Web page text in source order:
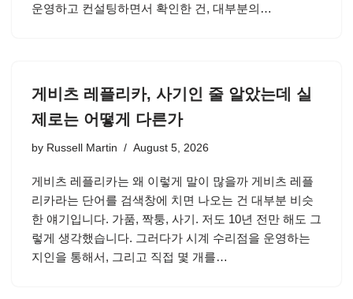
운영하고 컨설팅하면서 확인한 건, 대부분의…
게비츠 레플리카, 사기인 줄 알았는데 실
제로는 어떻게 다른가
by Russell Martin August 5, 2026
게비츠 레플리카는 왜 이렇게 말이 많을까 게비츠 레플
리카라는 단어를 검색창에 치면 나오는 건 대부분 비슷
한 얘기입니다. 가품, 짝퉁, 사기. 저도 10년 전만 해도 그
렇게 생각했습니다. 그러다가 시계 수리점을 운영하는
지인을 통해서, 그리고 직접 몇 개를…